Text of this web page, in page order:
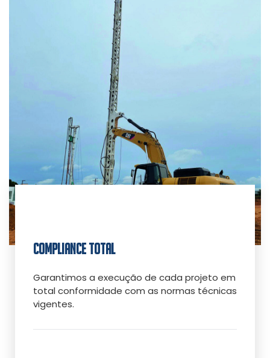
COMPLIANCE TOTAL
Garantimos a execução de cada projeto em
total conformidade com as normas técnicas
vigentes.